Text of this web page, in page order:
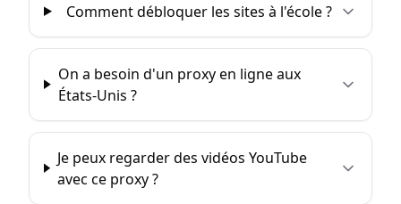
Comment débloquer les sites à l'école ?
On a besoin d'un proxy en ligne aux
États-Unis ?
Je peux regarder des vidéos YouTube
avec ce proxy ?